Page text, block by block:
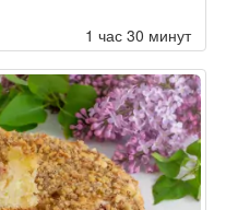
1 час 30 минут